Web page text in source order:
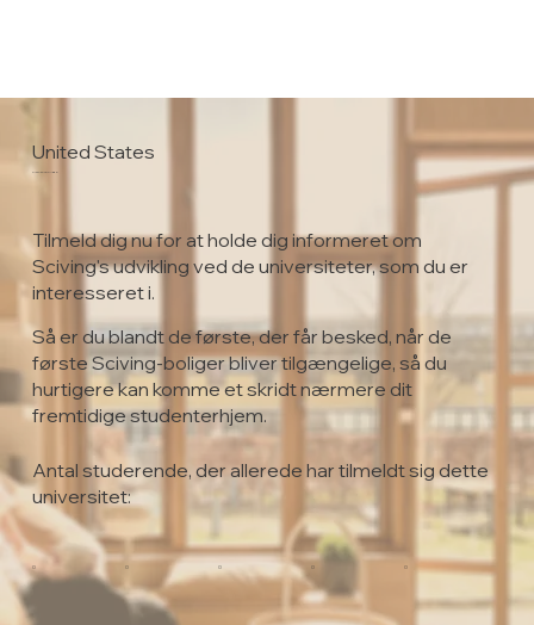
United States
Clarkson College
Tilmeld dig nu for at holde dig informeret om
Sciving's udvikling ved de universiteter, som du er
interesseret i.
Så er du blandt de første, der får besked, når de
første Sciving-boliger bliver tilgængelige, så du
hurtigere kan komme et skridt nærmere dit
fremtidige studenterhjem.
Antal studerende, der allerede har tilmeldt sig dette
universitet:
0
0
0
0
0